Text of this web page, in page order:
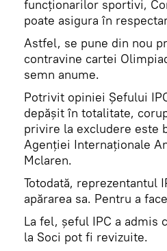
funcționarilor sportivi,
poate asigura în
Astfel, se pune din nou
contravine cartei
semn anume.
Potrivit opiniei Șefului
depășit în totalitate,
privire la excludere este
Agenției Internaționale
Mclaren.
Totodată, reprezentantul
apărarea sa. Pentru a
La fel, șeful IPC a admis
la Soci pot fi revizuite.